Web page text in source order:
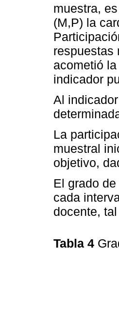
muestra,
(M,P) la
respuestas
acometió
indicador
Al
La
muestral
objetivo,
El grado
cada
docente,
Tabla 4